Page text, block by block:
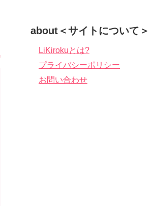
about＜サイトについて＞
LiKirokuとは?
プライバシーポリシー
お問い合わせ